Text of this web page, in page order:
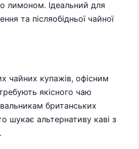
лимоном. Ідеальний для
та післяобідньої чайної
чайних купажів, офісним
якісного чаю
британських
шукає альтернативу каві з